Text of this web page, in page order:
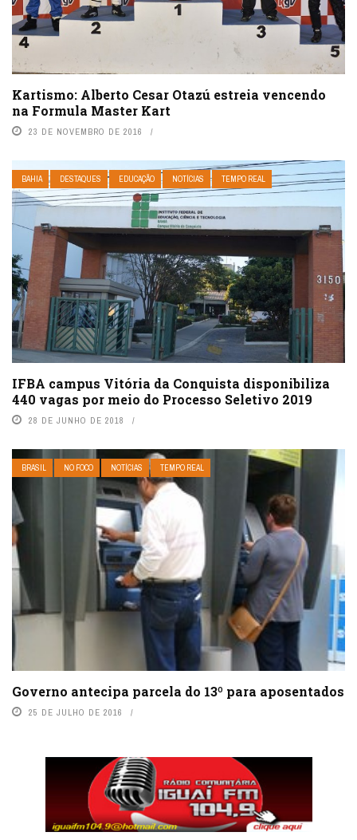
Kartismo: Alberto Cesar Otazú estreia vencendo
na Formula Master Kart
23 DE NOVEMBRO DE 2016
BAHIA DESTAQUES EDUCAÇÃO NOTÍCIAS TEMPO REAL
IFBA campus Vitória da Conquista disponibiliza
440 vagas por meio do Processo Seletivo 2019
28 DE JUNHO DE 2018
BRASIL NO FOCO NOTÍCIAS TEMPO REAL
Governo antecipa parcela do 13º para aposentados
25 DE JULHO DE 2016